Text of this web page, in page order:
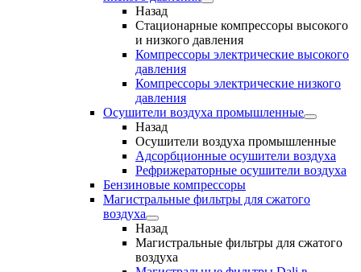
Назад
Стационарные компрессоры высокого
и низкого давления
Компрессоры электрические высокого
давления
Компрессоры электрические низкого
давления
Осушители воздуха промышленные
Назад
Осушители воздуха промышленные
Адсорбционные осушители воздуха
Рефрижераторные осушители воздуха
Бензиновые компрессоры
Магистральные фильтры для сжатого
воздуха
Назад
Магистральные фильтры для сжатого
воздуха